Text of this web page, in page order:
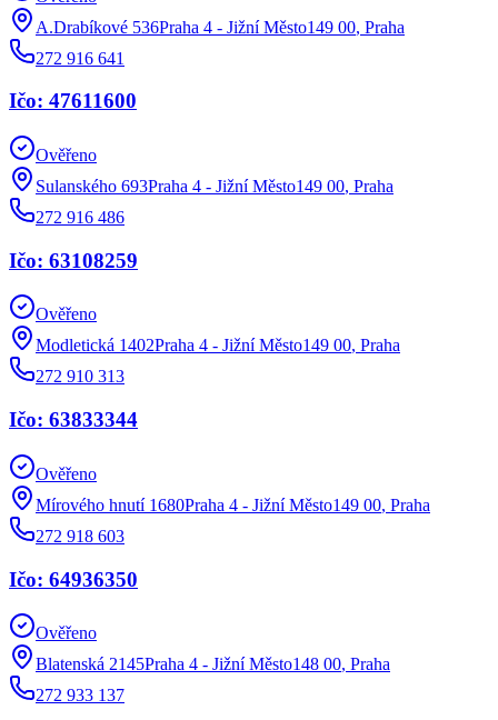
A.Drabíkové 536Praha 4 - Jižní Město149 00, Praha
272 916 641
Ičo: 47611600
Ověřeno
Sulanského 693Praha 4 - Jižní Město149 00, Praha
272 916 486
Ičo: 63108259
Ověřeno
Modletická 1402Praha 4 - Jižní Město149 00, Praha
272 910 313
Ičo: 63833344
Ověřeno
Mírového hnutí 1680Praha 4 - Jižní Město149 00, Praha
272 918 603
Ičo: 64936350
Ověřeno
Blatenská 2145Praha 4 - Jižní Město148 00, Praha
272 933 137